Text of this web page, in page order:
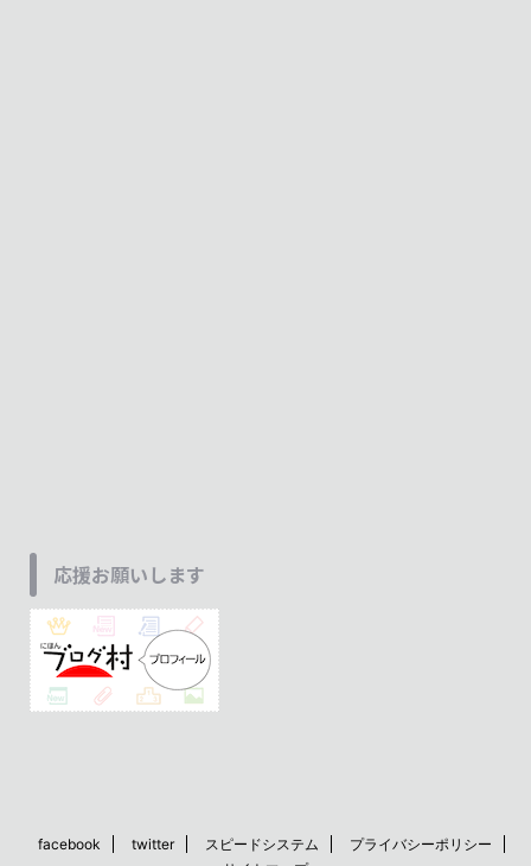
応援お願いします
facebook twitter スピードシステム
プライバシーポリシー